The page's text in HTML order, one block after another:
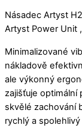
Násadec Artyst
Artyst Power Unit
Minimalizované
nákladově
ale výkonný
zajišťuje optimální
skvělé zachování
rychlý a